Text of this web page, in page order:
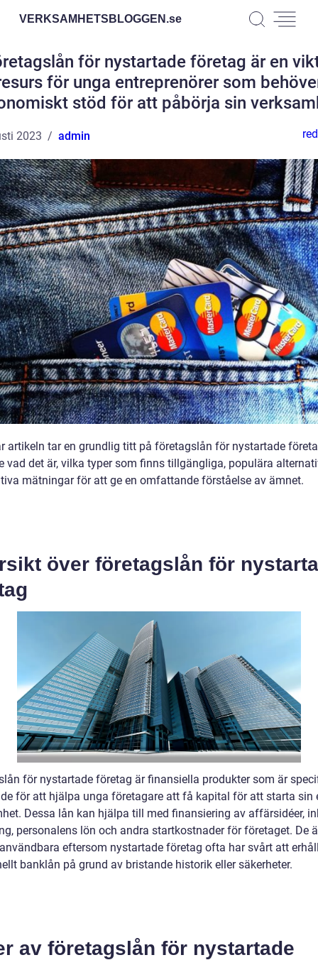
VERKSAMHETSBLOGGEN.se
för nystartade företag är en
för unga entreprenörer som
stöd för att påbörja sin
2023 admin
artikeln tar en grundlig titt på företagslån för nystartade
vad det är, vilka typer som finns tillgängliga, populära
mätningar för att ge en omfattande förståelse av ämnet.
över företagslån för
för nystartade företag är finansiella produkter som är
för att hjälpa unga företagare att få kapital för att starta sin
Dessa lån kan hjälpa till med finansiering av affärsidéer,
personalens lön och andra startkostnader för företaget. De
eftersom nystartade företag ofta har svårt att
banklån på grund av bristande historik eller säkerheter.
av företagslån för nystartade